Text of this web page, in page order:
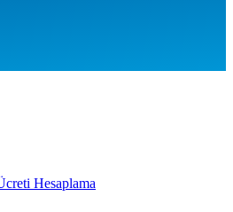
Hesaplama